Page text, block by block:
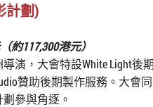
計劃)
約117,300港元）
演，大會特設White Light後
贊助後期製作服務。大會
參與角逐。